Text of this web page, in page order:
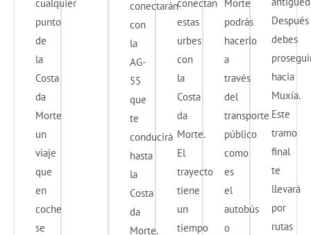
cualquier
punto
de
la
Costa
da
Morte
un
viaje
que
en
coche
se
conectarán
con
la
AG-
55
que
te
conducirá
hasta
la
Costa
da
Morte.
conectan
estas
urbes
con
la
Costa
da
Morte.
El
trayecto
tiene
un
tiempo
Morte
podrás
hacerlo
a
través
del
transporte
público
como
es
el
autobús
o
Después
debes
hacia
Muxía.
Este
tramo
final
te
llevará
por
rutas